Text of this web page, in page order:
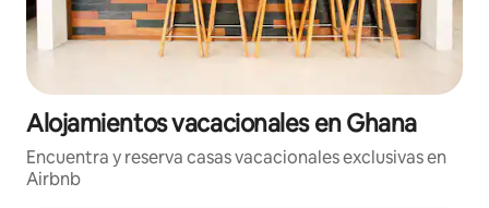
Alojamientos vacacionales en Ghana
Encuentra y reserva casas vacacionales exclusivas en
Airbnb